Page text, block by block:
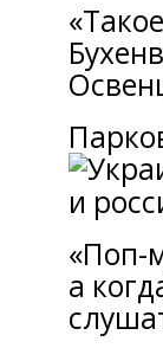
«Поп-
а